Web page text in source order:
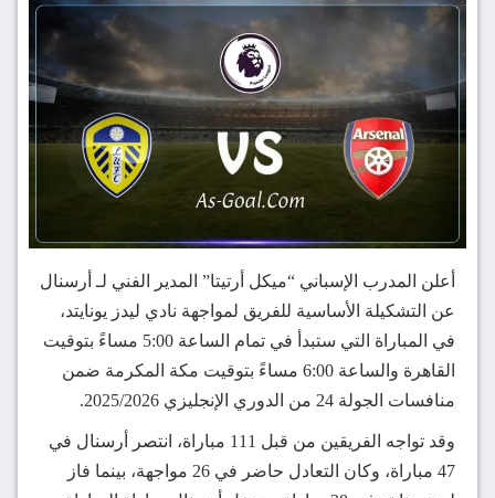
أعلن المدرب الإسباني “ميكل أرتيتا” المدير الفني لـ أرسنال
عن التشكيلة الأساسية للفريق لمواجهة نادي ليدز يونايتد،
في المباراة التي ستبدأ في تمام الساعة 5:00 مساءً بتوقيت
القاهرة والساعة 6:00 مساءً بتوقيت مكة المكرمة ضمن
منافسات الجولة 24 من الدوري الإنجليزي 2025/2026.
وقد تواجه الفريقين من قبل 111 مباراة، انتصر أرسنال في
47 مباراة، وكان التعادل حاضر في 26 مواجهة، بينما فاز